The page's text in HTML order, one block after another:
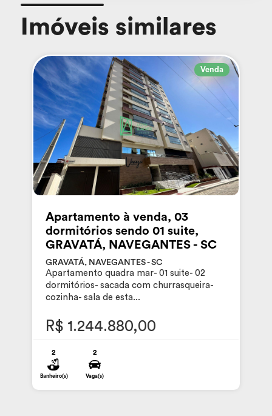
Imóveis similares
Venda
Apartamento à venda, 03
dormitórios sendo 01 suite,
GRAVATÁ, NAVEGANTES - SC
GRAVATÁ, NAVEGANTES - SC
Apartamento quadra mar- 01 suite- 02
dormitórios- sacada com churrasqueira-
cozinha- sala de esta...
R$ 1.244.880,00
2
Banheiro(s)
2
Vaga(s)